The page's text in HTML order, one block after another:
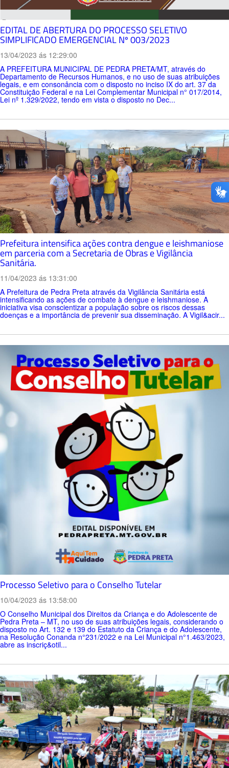
EDITAL DE ABERTURA DO PROCESSO SELETIVO
SIMPLIFICADO EMERGENCIAL Nº 003/2023
13/04/2023 ás 12:29:00
A PREFEITURA MUNICIPAL DE PEDRA PRETA/MT, através do
Departamento de Recursos Humanos, e no uso de suas atribuições
legais, e em consonância com o disposto no inciso IX do art. 37 da
Constituição Federal e na Lei Complementar Municipal n° 017/2014,
Lei nº 1.329/2022, tendo em vista o disposto no Dec...
Prefeitura intensifica ações contra dengue e leishmaniose
em parceria com a Secretaria de Obras e Vigilância
Sanitária.
11/04/2023 ás 13:31:00
A Prefeitura de Pedra Preta através da Vigilância Sanitária está
intensificando as ações de combate à dengue e leishmaniose. A
iniciativa visa conscientizar a população sobre os riscos dessas
doenças e a importância de prevenir sua disseminação. A Vigil&acir...
Processo Seletivo para o Conselho Tutelar
10/04/2023 ás 13:58:00
O Conselho Municipal dos Direitos da Criança e do Adolescente de
Pedra Preta – MT, no uso de suas atribuições legais, considerando o
disposto no Art. 132 e 139 do Estatuto da Criança e do Adolescente,
na Resolução Conanda n°231/2022 e na Lei Municipal n°1.463/2023,
abre as inscriç&otil...